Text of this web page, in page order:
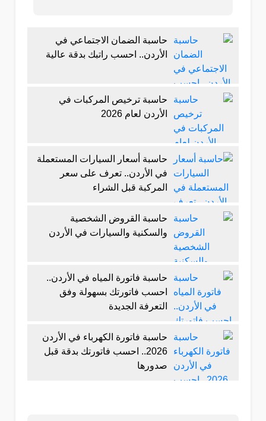
حاسبة الضمان الاجتماعي في
الأردن.. احسب راتبك بدقة عالية
حاسبة ترخيص المركبات في
الأردن لعام 2026
حاسبة أسعار السيارات المستعملة
في الأردن.. تعرف على سعر
المركبة قبل الشراء
حاسبة القروض الشخصية
والسكنية والسيارات في الأردن
حاسبة فاتورة المياه في الأردن..
احسب فاتورتك بسهولة وفق
التعرفة الجديدة
حاسبة فاتورة الكهرباء في الأردن
2026.. احسب فاتورتك بدقة قبل
صدورها